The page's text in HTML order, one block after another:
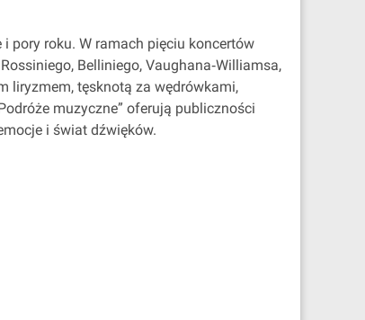
pory roku. W ramach pięciu koncertów
Belliniego, Vaughana‐Williamsa,
liryzmem, tęsknotą za wędrówkami,
muzyczne” oferują publiczności
i świat dźwięków.